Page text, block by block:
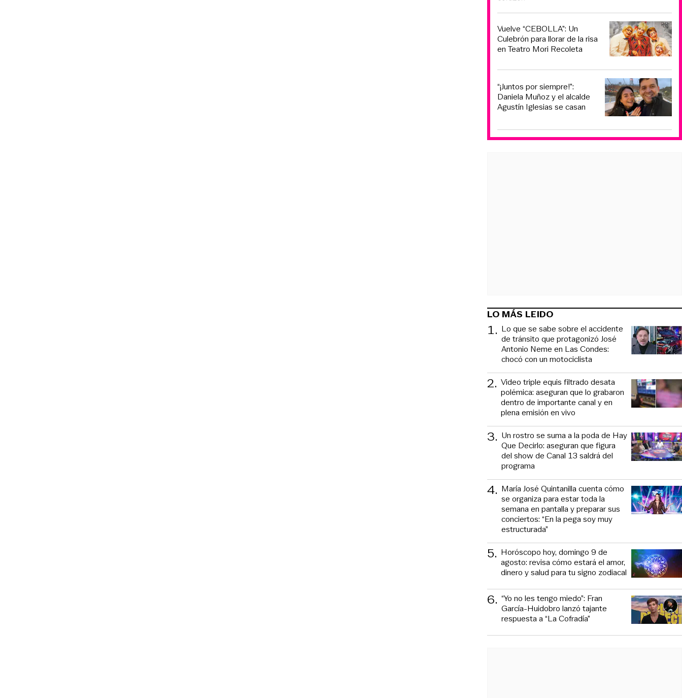
Vuelve “CEBOLLA”: Un
Culebrón para llorar de la risa
en Teatro Mori Recoleta
“¡Juntos por siempre!”:
Daniela Muñoz y el alcalde
Agustín Iglesias se casan
LO MÁS LEIDO
1. Lo que se sabe sobre el accidente
de tránsito que protagonizó José
Antonio Neme en Las Condes:
chocó con un motociclista
2. Video triple equis filtrado desata
polémica: aseguran que lo grabaron
dentro de importante canal y en
plena emisión en vivo
3. Un rostro se suma a la poda de Hay
Que Decirlo: aseguran que figura
del show de Canal 13 saldrá del
programa
4. María José Quintanilla cuenta cómo
se organiza para estar toda la
semana en pantalla y preparar sus
conciertos: “En la pega soy muy
estructurada”
5. Horóscopo hoy, domingo 9 de
agosto: revisa cómo estará el amor,
dinero y salud para tu signo zodiacal
6. “Yo no les tengo miedo”: Fran
García-Huidobro lanzó tajante
respuesta a “La Cofradía”